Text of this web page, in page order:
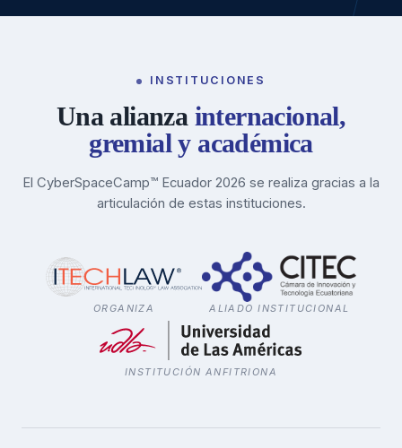
INSTITUCIONES
Una alianza internacional,
gremial y académica
El CyberSpaceCamp™ Ecuador 2026 se realiza gracias a la
articulación de estas instituciones.
ORGANIZA ALIADO INSTITUCIONAL
INSTITUCIÓN ANFITRIONA